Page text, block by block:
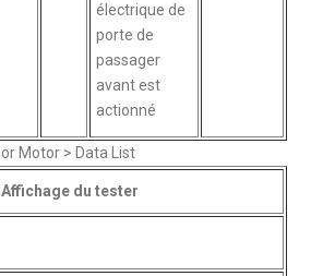
électrique de
porte de
passager
avant est
actionné
Motor > Data List
Affichage du tester